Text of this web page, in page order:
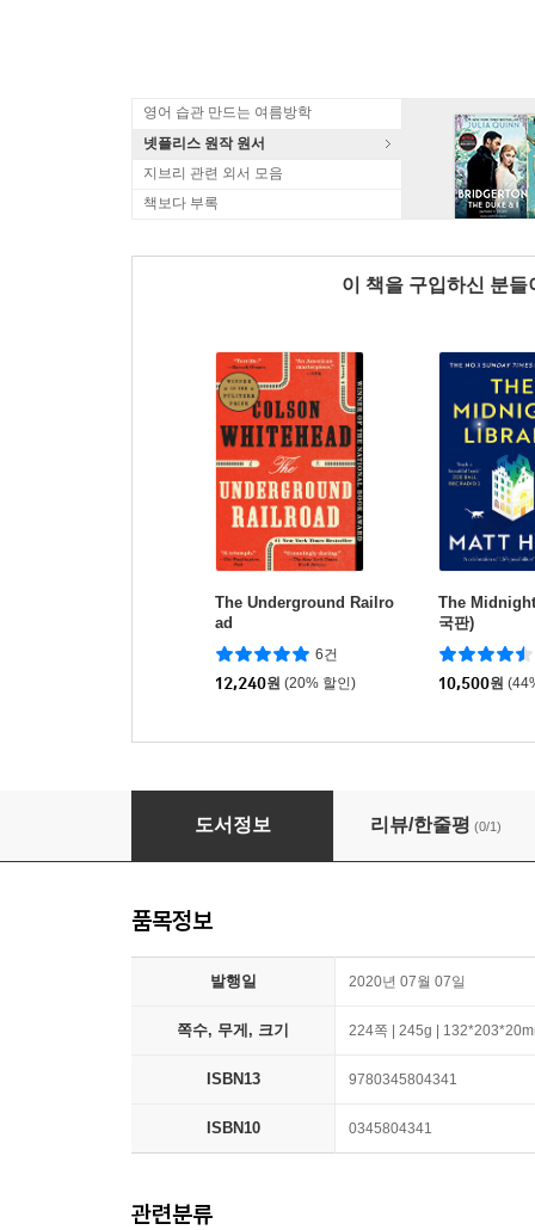
영어 습관 만드는 여름방학
넷플리스 원작 원서
지브리 관련 외서 모음
책보다 부록
이 책을 구입하신 분
The Underground Railro
ad
6건
12,240원 (20% 할인)
The
국판)
10,500원
The Nickel Boys
도서정보 리뷰/한줄평 (0/1)
품목정보
발행일 2020년 07월 07일
쪽수, 무게, 크기 224쪽 | 245g |
ISBN13 9780345804341
ISBN10 0345804341
관련분류